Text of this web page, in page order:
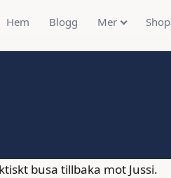
Hem Blogg Mer Shop
busa tillbaka mot Jussi.